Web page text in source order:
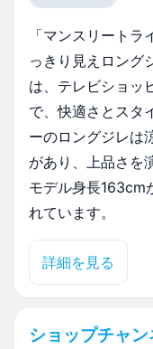
「マンスリート
っきり見えロング
は、テレビショッ
で、快適さとスタ
ーのロングジレは
があり、上品さを
モデル身長163cm
れています。
詳細を見る
ショップチャ